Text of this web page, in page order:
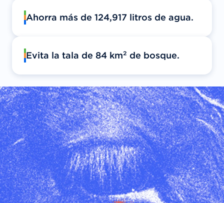
Ahorra más de 124,917 litros de agua.
Evita la tala de 84 km² de bosque.